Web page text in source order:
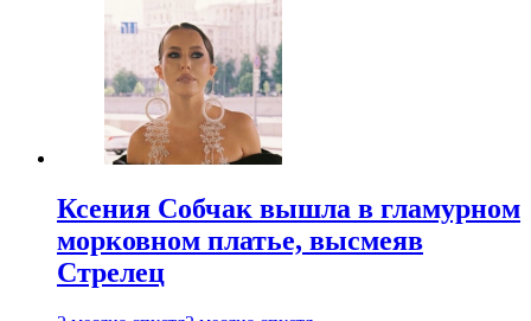
Ксения Собчак вышла в гламурном
морковном платье, высмеяв
Стрелец